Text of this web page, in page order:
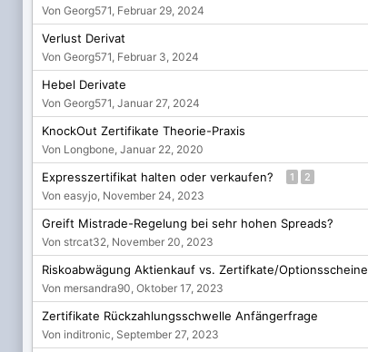
Von Georg571, Februar 29, 2024
Verlust Derivat
Von Georg571, Februar 3, 2024
Hebel Derivate
Von Georg571, Januar 27, 2024
KnockOut Zertifikate Theorie-Praxis
Von Longbone, Januar 22, 2020
Expresszertifikat halten oder verkaufen? 1 2
Von easyjo, November 24, 2023
Greift Mistrade-Regelung bei sehr hohen Spreads?
Von strcat32, November 20, 2023
Riskoabwägung Aktienkauf vs. Zertifkate/Optionsscheine
Von mersandra90, Oktober 17, 2023
Zertifikate Rückzahlungsschwelle Anfängerfrage
Von inditronic, September 27, 2023